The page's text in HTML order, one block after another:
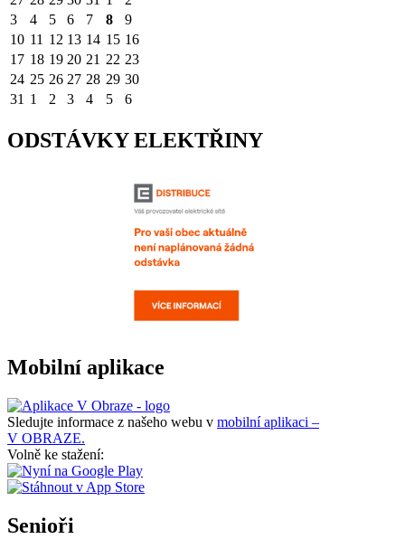
3
4 5 6 7 8
9
10 11 12 13 14 15 16
17 18 19 20 21 22 23
24 25 26 27 28 29 30
31 1 2 3 4 5 6
ODSTÁVKY ELEKTŘINY
Mobilní aplikace
Sledujte informace z našeho webu v mobilní aplikaci –
V OBRAZE.
Volně ke stažení:
Senioři